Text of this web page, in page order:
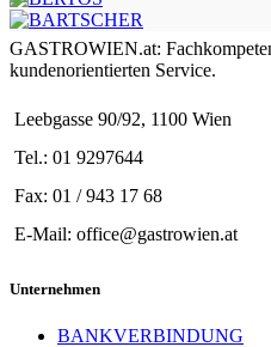
GASTROWIEN.at:
kundenorientierten Service.
Leebgasse 90/92, 1100 Wien
Tel.: 01 9297644
Fax: 01 / 943 17 68
E-Mail: office@gastrowien.at
Unternehmen
BANKVERBINDUNG